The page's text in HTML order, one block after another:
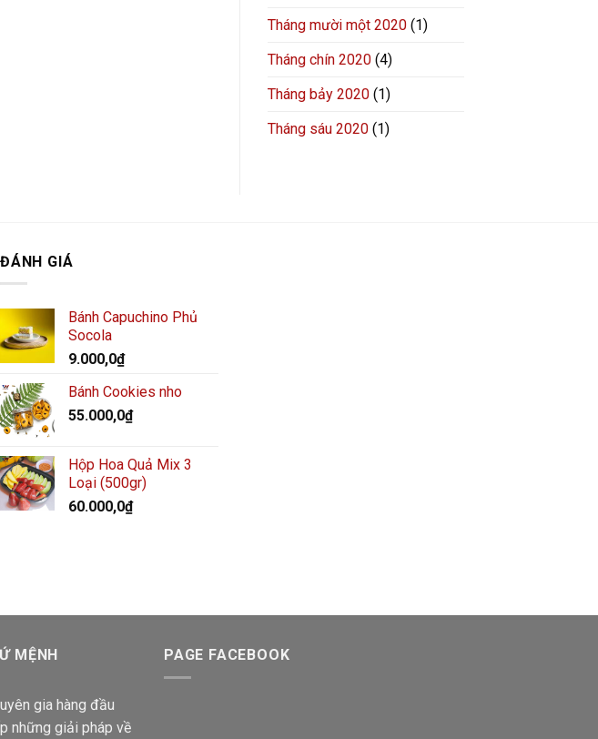
Tháng mười một 2020(1)
Tháng chín 2020(4)
Tháng bảy 2020(1)
Tháng sáu 2020(1)
ĐÁNH GIÁ
Bánh Capuchino Phủ
Socola
9.000,0₫
Bánh Cookies nho
55.000,0₫
Hộp Hoa Quả Mix 3
Loại (500gr)
60.000,0₫
MỆNH
gia hàng đầu
những giải pháp về
PAGE FACEBOOK